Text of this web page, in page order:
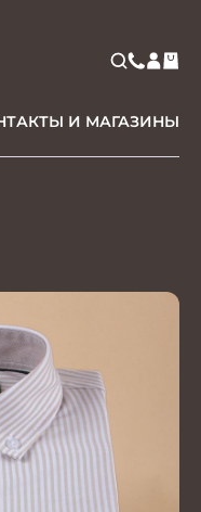
И МАГАЗИНЫ